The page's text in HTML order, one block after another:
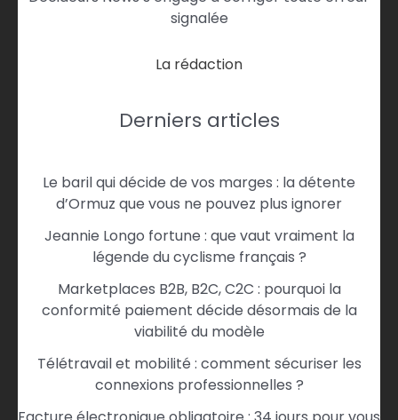
signalée
La rédaction
Derniers articles
Le baril qui décide de vos marges : la détente
d’Ormuz que vous ne pouvez plus ignorer
Jeannie Longo fortune : que vaut vraiment la
légende du cyclisme français ?
Marketplaces B2B, B2C, C2C : pourquoi la
conformité paiement décide désormais de la
viabilité du modèle
Télétravail et mobilité : comment sécuriser les
connexions professionnelles ?